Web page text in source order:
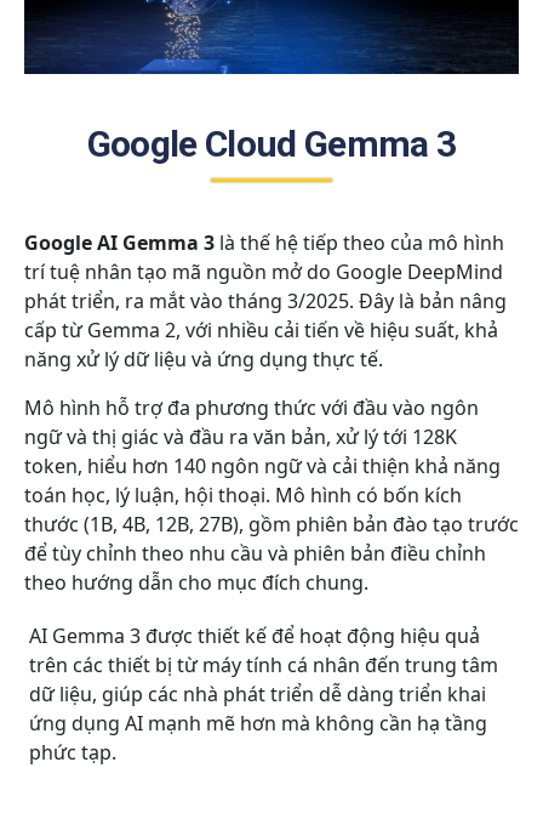
Google Cloud Gemma 3
Google AI Gemma 3 là thế hệ tiếp theo của mô hình
trí tuệ nhân tạo mã nguồn mở do Google DeepMind
phát triển, ra mắt vào tháng 3/2025. Đây là bản nâng
cấp từ Gemma 2, với nhiều cải tiến về hiệu suất, khả
năng xử lý dữ liệu và ứng dụng thực tế.
Mô hình hỗ trợ đa phương thức với đầu vào ngôn
ngữ và thị giác và đầu ra văn bản, xử lý tới 128K
token, hiểu hơn 140 ngôn ngữ và cải thiện khả năng
toán học, lý luận, hội thoại. Mô hình có bốn kích
thước (1B, 4B, 12B, 27B), gồm phiên bản đào tạo trước
để tùy chỉnh theo nhu cầu và phiên bản điều chỉnh
theo hướng dẫn cho mục đích chung.
AI Gemma 3 được thiết kế để hoạt động hiệu quả
trên các thiết bị từ máy tính cá nhân đến trung tâm
dữ liệu, giúp các nhà phát triển dễ dàng triển khai
ứng dụng AI mạnh mẽ hơn mà không cần hạ tầng
phức tạp.